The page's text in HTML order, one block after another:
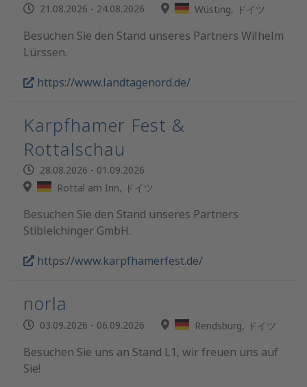
21.08.2026 - 24.08.2026 Wüsting, ドイツ
Besuchen Sie den Stand unseres Partners Wilhelm
Lürssen.
https://www.landtagenord.de/
Karpfhamer Fest &
Rottalschau
28.08.2026 - 01.09.2026
Rottal am Inn, ドイツ
Besuchen Sie den Stand unseres Partners
Stibleichinger GmbH.
https://www.karpfhamerfest.de/
norla
03.09.2026 - 06.09.2026 Rendsburg, ドイツ
Besuchen Sie uns an Stand L1, wir freuen uns auf
Sie!